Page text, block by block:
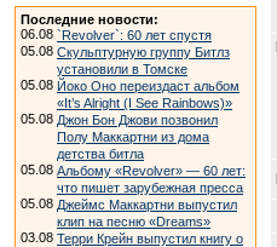
Последние новости:
06.08 `Revolver`: 60 лет спустя
05.08 Скульптурную группу Битлз
установили в Томске
05.08 Йоко Оно переиздаст альбом
«It’s Alright (I See Rainbows)»
05.08 Джон Бон Джови позвонил
Полу Маккартни из дома
детства битла
05.08 Альбому «Revolver» — 60 лет:
что пишет зарубежная пресса
05.08 Джеймс Маккартни выпустил
клип на песню «Dreams»
03.08 Терри Крейн выпустил книгу о